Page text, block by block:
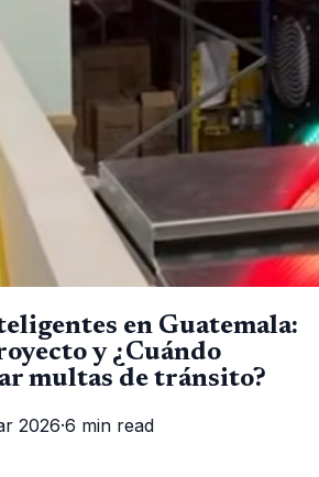
en Guatemala:
y ¿Cuándo
multas de tránsito?
2026·6 min read